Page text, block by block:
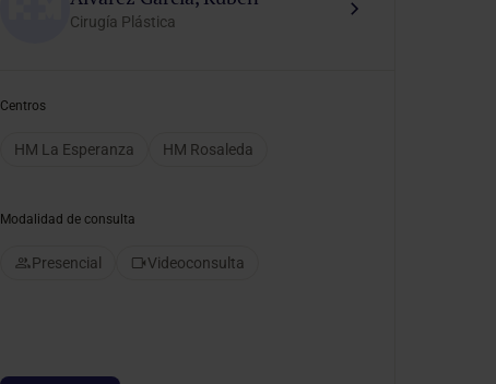
Cirugía Plástica
Centros
HM La Esperanza HM Rosaleda
Modalidad de consulta
Presencial Videoconsulta